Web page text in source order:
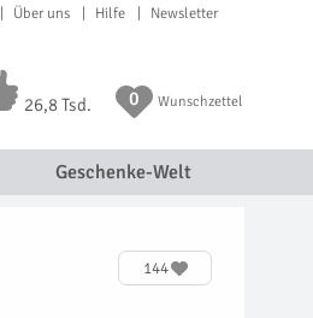
Über uns Hilfe Newsletter
26,8 Tsd. 0 Wunschzettel
Geschenke-Welt
144